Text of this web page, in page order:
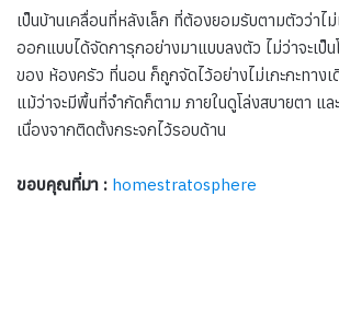
เป็นบ้านเคลื่อนที่หลังเล็ก ที่ต้องยอมรับตามตัวว่าไ
ออกแบบได้จัดการุกอย่างมาแบบลงตัว ไม่ว่าจะเป็น
ของ ห้องครัว ที่นอน ก็ถูกจัดไว้อย่างไม่เกะกะทาง
แม้ว่าจะมีพื้นที่จำกัดก็ตาม ภายในดูโล่งสบายตา แล
เนื่องจากติดตั้งกระจกไว้รอบด้าน
ขอบคุณที่มา : homestratosphere